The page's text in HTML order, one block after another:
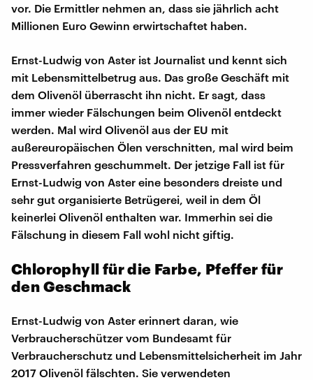
vor. Die Ermittler nehmen an, dass sie jährlich acht
Millionen Euro Gewinn erwirtschaftet haben.
Ernst-Ludwig von Aster ist Journalist und kennt sich
mit Lebensmittelbetrug aus. Das große Geschäft mit
dem Olivenöl überrascht ihn nicht. Er sagt, dass
immer wieder Fälschungen beim Olivenöl entdeckt
werden. Mal wird Olivenöl aus der EU mit
außereuropäischen Ölen verschnitten, mal wird beim
Pressverfahren geschummelt. Der jetzige Fall ist für
Ernst-Ludwig von Aster eine besonders dreiste und
sehr gut organisierte Betrügerei, weil in dem Öl
keinerlei Olivenöl enthalten war. Immerhin sei die
Fälschung in diesem Fall wohl nicht giftig.
Chlorophyll für die Farbe, Pfeffer für
den Geschmack
Ernst-Ludwig von Aster erinnert daran, wie
Verbraucherschützer vom Bundesamt für
Verbraucherschutz und Lebensmittelsicherheit im Jahr
2017 Olivenöl fälschten. Sie verwendeten